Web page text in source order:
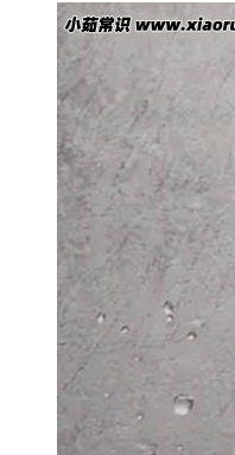
果汁是一种非常简单且实
丰富的维生素，它能迅速